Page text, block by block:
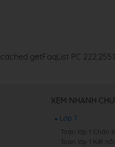
cached getFaqList PC
XEM NHANH
Lớp 1
Toán lớp 1 Chân
Toán lớp 1 Kết